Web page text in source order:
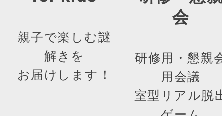
親子で楽しむ謎
解きを
お届けします！
会
研修用・懇親
用会議
室型リアル脱